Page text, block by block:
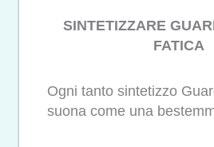
SINTETIZZARE
FATICA
Ogni tanto sintetizzo
suona come una